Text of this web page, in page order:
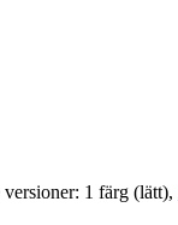
1 färg (lätt),